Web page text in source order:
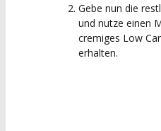
Gebe nun die
und nutze einen
cremiges Low
erhalten.